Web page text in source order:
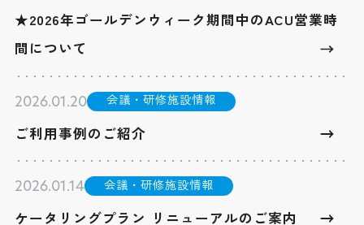
★2026年ゴールデンウィーク期間中のACU営業時
間について
2026.01.20 会議・研修施設情報
ご利用事例のご紹介
2026.01.14 会議・研修施設情報
ケータリングプラン リニューアルのご案内